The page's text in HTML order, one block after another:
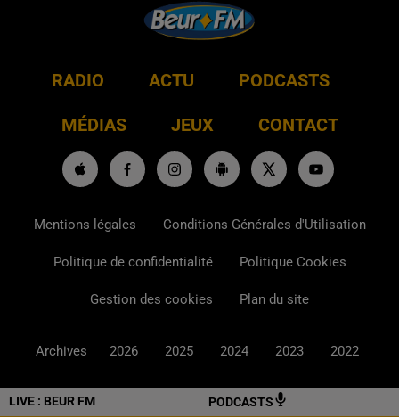
LIVE : BEUR FM PODCASTS
RADIO ACTU PODCASTS
MÉDIAS JEUX CONTACT
Mentions légales Conditions Générales d'Utilisation
Politique de confidentialité Politique Cookies
Gestion des cookies Plan du site
Archives 2026 2025 2024 2023 2022